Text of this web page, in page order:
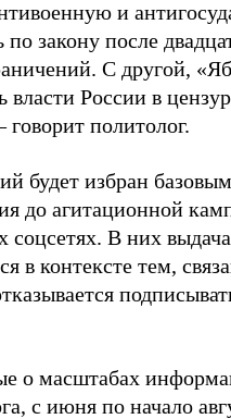
и
закону после
С другой,
России в
политолог.
будет избран
до агитационной
соцсетях. В них
в контексте тем,
о масштабах
с июня по начало